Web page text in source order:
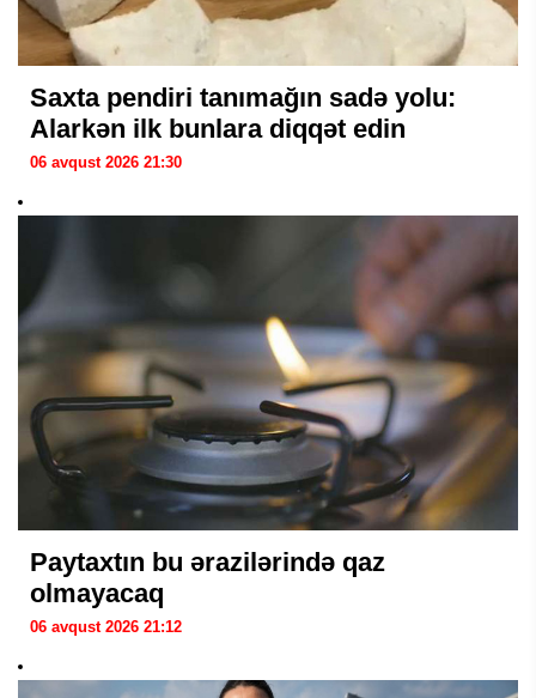
Saxta pendiri tanımağın sadə yolu:
Alarkən ilk bunlara diqqət edin
06 avqust 2026 21:30
Paytaxtın bu ərazilərində qaz
olmayacaq
06 avqust 2026 21:12